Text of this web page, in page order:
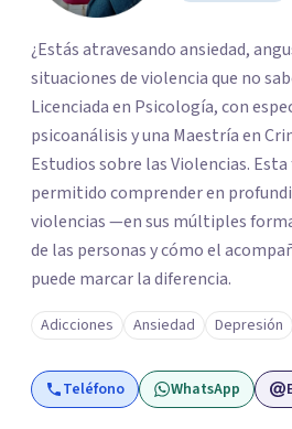
¿Estás atravesando ansiedad,
situaciones de violencia que no
Licenciada en Psicología, con
psicoanálisis y una Maestría en
Estudios sobre las Violencias.
permitido comprender en
violencias —en sus múltiples
de las personas y cómo el
puede marcar la diferencia.
Adicciones Ansiedad Depresión
Teléfono WhatsApp